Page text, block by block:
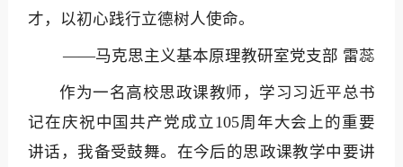
才，以初心践行立德树人使命。
——马克思主义基本原理教研室党支部 雷蕊
作为一名高校思政课教师，学习习近平总书
记在庆祝中国共产党成立105周年大会上的重要
讲话，我备受鼓舞。在今后的思政课教学中要讲